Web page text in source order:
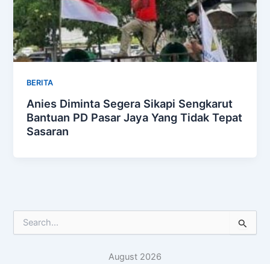
BERITA
Anies Diminta Segera Sikapi Sengkarut
Bantuan PD Pasar Jaya Yang Tidak Tepat
Sasaran
e
August 2026